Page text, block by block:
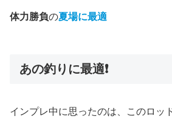
体力勝負の夏場に最適
あの釣りに最適❗️
インプレ中に思ったのは、このロッ